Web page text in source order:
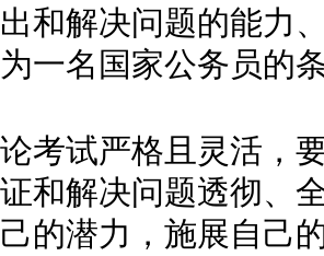
和解决问题的能力
一名国家公务员的
试严格且灵活，要
和解决问题透彻、
的潜力，施展自己